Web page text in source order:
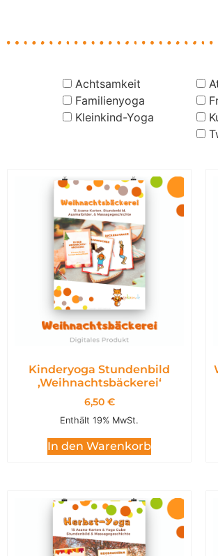
Achtsamkeit
Familienyoga
Kleinkind-Yoga
Kinderyoga Stundenbild
,Weihnachtsbäckerei‘
6,50 €
Enthält 19% MwSt.
In den Warenkorb